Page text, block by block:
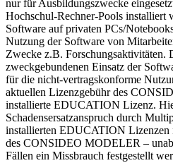
nur für Ausbildungszwecke
Hochschul-Rechner-Pools installiert
Software auf privaten PCs/
Nutzung der Software von
Zwecke z.B. Forschungsaktivitäten.
zweckgebundenen Einsatz der
für die nicht-vertragskonforme
aktuellen Lizenzgebühr des
installierte EDUCATION Lizenz.
Schadensersatzanspruch durch
installierten EDUCATION Lizenzen
des CONSIDEO MODELER –
Fällen ein Missbrauch festgestellt